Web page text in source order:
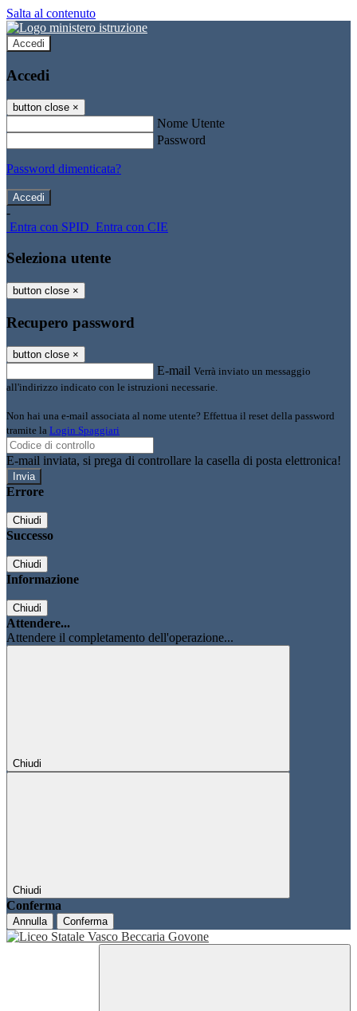
Salta al contenuto
Accedi
Accedi
button close ×
Nome Utente
Password
Password dimenticata?
-
Entra con SPID Entra con CIE
Seleziona utente
button close ×
Recupero password
button close ×
E-mail Verrà inviato un messaggio
all'indirizzo indicato con le istruzioni necessarie.
Non hai una e-mail associata al nome utente? Effettua il reset della password
tramite la Login Spaggiari
E-mail inviata, si prega di controllare la casella di posta elettronica!
Errore
Chiudi
Successo
Chiudi
Informazione
Chiudi
Attendere...
Attendere il completamento dell'operazione...
Chiudi
Chiudi
Conferma
Annulla Conferma